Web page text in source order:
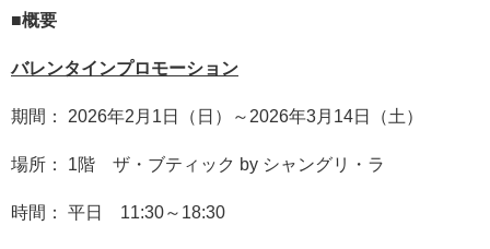
■概要
バレンタインプロモーション
期間： 2026年2月1日（日）～2026年3月14日（土）
場所： 1階 ザ・ブティック by シャングリ・ラ
時間： 平日 11:30～18:30